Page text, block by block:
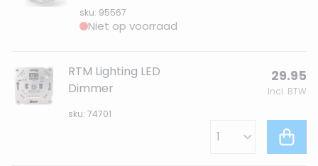
sku: 95567
Niet op voorraad
RTM Lighting LED
Dimmer
sku: 74701
29.95
Incl. BTW